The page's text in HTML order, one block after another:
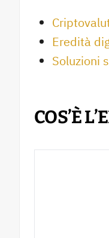
Eredità
Soluzioni
COS’È